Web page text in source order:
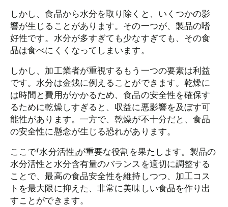
しかし、食品から水分を取り除くと、いくつかの影
響が生じることがあります。その一つが、製品の嗜
好性です。水分が多すぎても少なすぎても、その食
品は食べにくくなってしまいます。
しかし、加工業者が重視するもう一つの要素は利益
です。水分は金銭に例えることができます。乾燥に
は時間と費用がかかるため、食品の安全性を確保す
るために乾燥しすぎると、収益に悪影響を及ぼす可
能性があります。一方で、乾燥が不十分だと、食品
の安全性に懸念が生じる恐れがあります。
ここで「水分活性」が重要な役割を果たします。製品の
水分活性と水分含有量のバランスを適切に調整する
ことで、最高の食品安全性を維持しつつ、加工コス
トを最大限に抑えた、非常に美味しい食品を作り出
すことができます。